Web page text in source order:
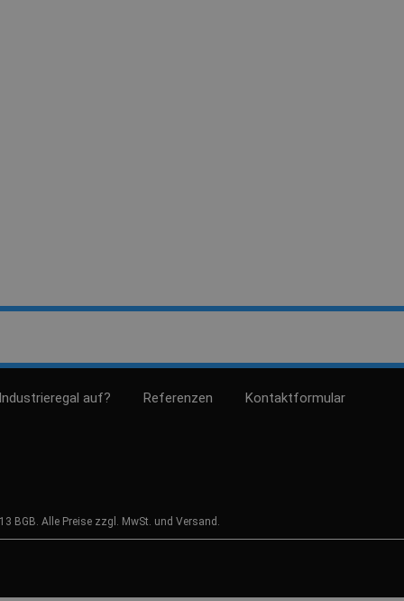
auf? Referenzen Kontaktformular
BGB. Alle Preise zzgl. MwSt. und Versand.